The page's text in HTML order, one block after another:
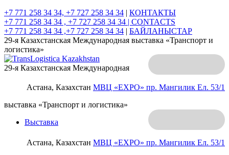
+7 771 258 34 34, +7 727 258 34 34 | КОНТАКТЫ
+7 771 258 34 34 , +7 727 258 34 34 | CONTACTS
+7 771 258 34 34 ,+7 727 258 34 34 | БАЙЛАНЫСТАР
29-я Казахстанская Международная выставка «Транспорт и
логистика»
Астана, Казахстан МВЦ «EXPO» пр. Мангилик Ел. 53/1
29-я Казахстанская Международная
выставка «Транспорт и логистика»
Астана, Казахстан МВЦ «EXPO» пр. Мангилик Ел. 53/1
Выставка